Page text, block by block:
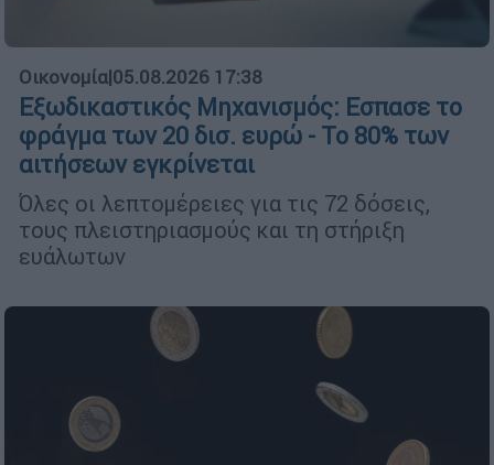
Οικονομία|05.08.2026 17:38
Εξωδικαστικός Μηχανισμός: Εσπασε το
φράγμα των 20 δισ. ευρώ - Το 80% των
αιτήσεων εγκρίνεται
Όλες οι λεπτομέρειες για τις 72 δόσεις,
τους πλειστηριασμούς και τη στήριξη
ευάλωτων